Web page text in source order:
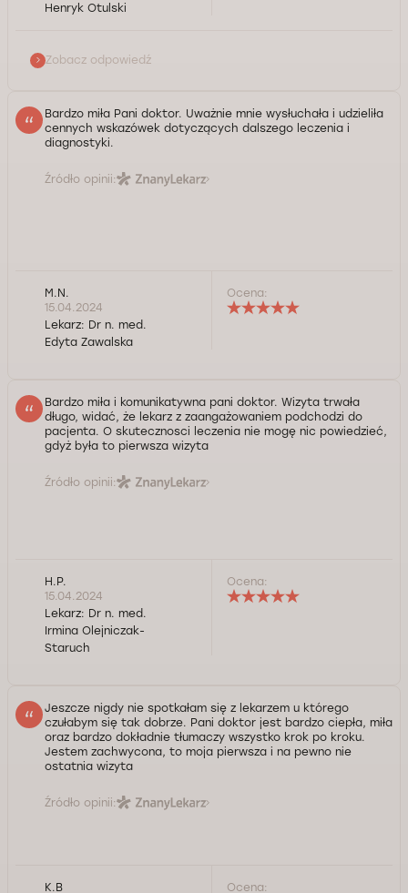
pomoc naszego specjalisty spełniły Pani oczekiwania.
dużo zdrowia.
Henryk Otulski
Zobacz odpowiedź
Bardzo miła Pani doktor. Uważnie mnie wysłuchała i udzieliła
cennych wskazówek dotyczących dalszego leczenia i
diagnostyki.
Źródło opinii:
M.N.
15.04.2024
Lekarz: Dr n. med.
Edyta Zawalska
Ocena:
Bardzo miła i komunikatywna pani doktor. Wizyta trwała
długo, widać, że lekarz z zaangażowaniem podchodzi do
pacjenta. O skutecznosci leczenia nie mogę nic powiedzieć,
gdyż była to pierwsza wizyta
Źródło opinii:
H.P.
15.04.2024
Lekarz: Dr n. med.
Irmina Olejniczak-
Staruch
Ocena:
Jeszcze nigdy nie spotkałam się z lekarzem u którego
czułabym się tak dobrze. Pani doktor jest bardzo ciepła, miła
oraz bardzo dokładnie tłumaczy wszystko krok po kroku.
Jestem zachwycona, to moja pierwsza i na pewno nie
ostatnia wizyta
Źródło opinii:
K.B
Ocena: